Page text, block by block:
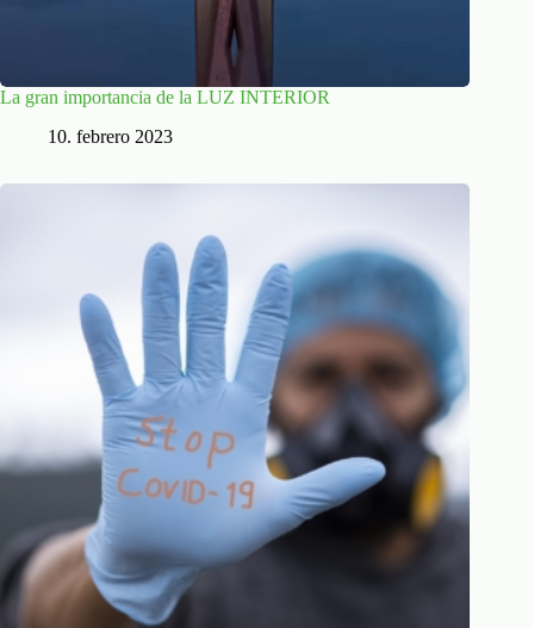
La gran importancia de la LUZ INTERIOR
10. febrero 2023